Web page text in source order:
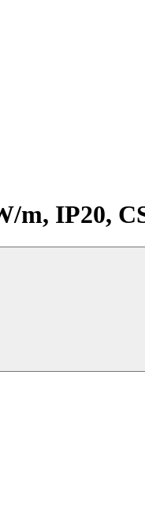
m, IP20,